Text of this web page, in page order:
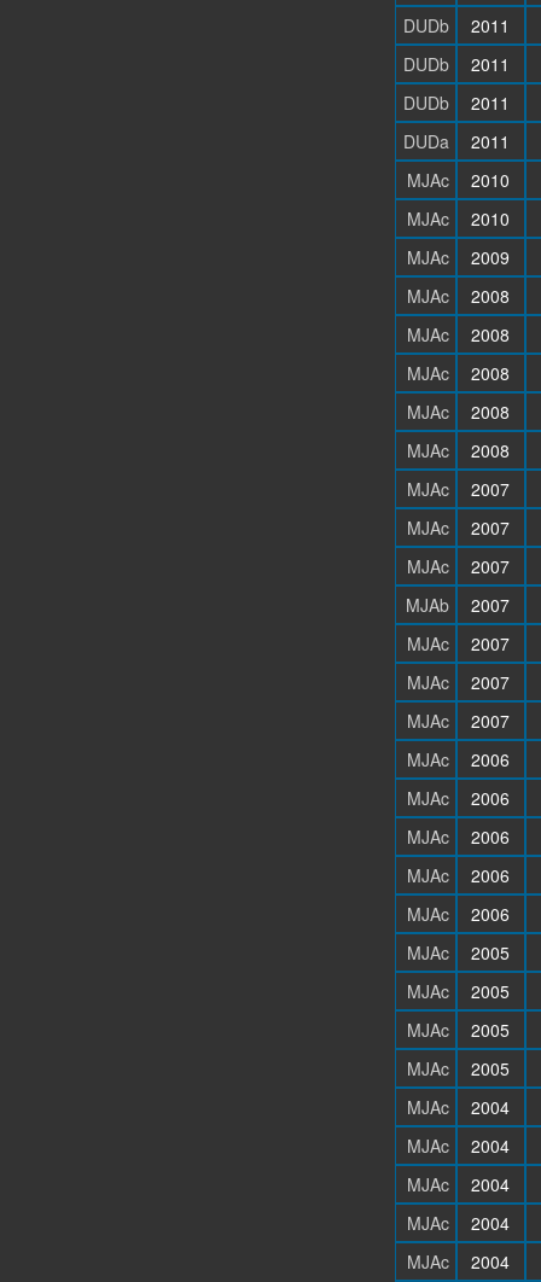
DUDb
2011
DUDb
2011
DUDb
2011
DUDa
2011
MJAc
2010
MJAc
2010
MJAc
2009
MJAc
2008
MJAc
2008
MJAc
2008
MJAc
2008
MJAc
2008
MJAc
2007
MJAc
2007
MJAc
2007
MJAb
2007
MJAc
2007
MJAc
2007
MJAc
2007
MJAc
2006
MJAc
2006
MJAc
2006
MJAc
2006
MJAc
2006
MJAc
2005
MJAc
2005
MJAc
2005
MJAc
2005
MJAc
2004
MJAc
2004
MJAc
2004
MJAc
2004
MJAc
2004